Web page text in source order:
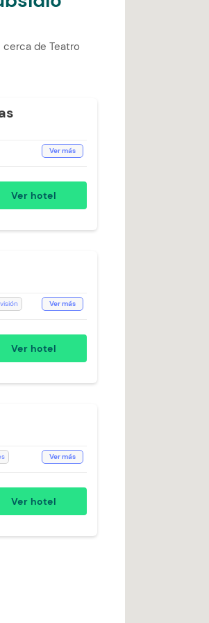
de Teatro
Ver más
Ver hotel
Ver más
Ver hotel
Ver más
Ver hotel